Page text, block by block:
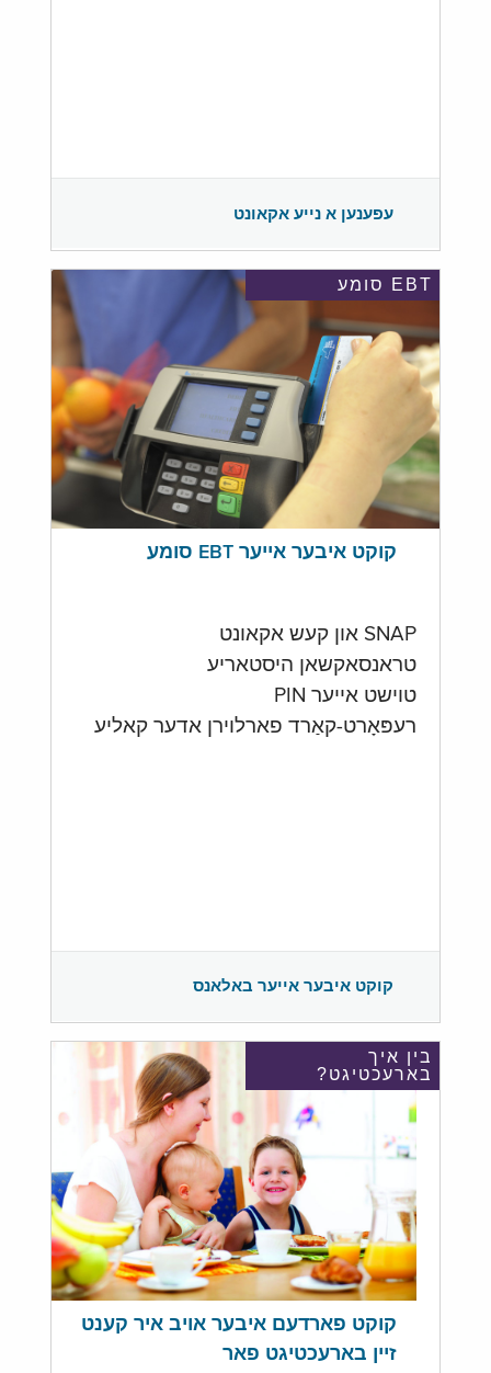
עפענען א נייע אקאונט
EBT סומע
קוקט איבער אייער EBT סומע
SNAP און קעש אקאונט
טראנסאקשאן היסטאריע
טוישט אייער PIN
רעפּאָרט-קאַרד פארלוירן אדער קאליע
קוקט איבער אייער באלאנס
בין איך
בארעכטיגט?
קוקט פארדעם איבער אויב איר קענט
זיין בארעכטיגט פאר